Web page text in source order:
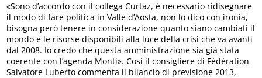
«Sono d’accordo con il collega Curtaz, è necessario ridisegnare
il modo di fare politica in Valle d’Aosta, non lo dico con ironia,
bisogna però tenere in considerazione quanto siano cambiati il
mondo e le risorse disponibili alla luce della crisi che va avanti
dal 2008. Io credo che questa amministrazione sia già stata
coerente con l’agenda Monti». Così il consigliere di Fédération
Salvatore Luberto commenta il bilancio di previsione 2013,